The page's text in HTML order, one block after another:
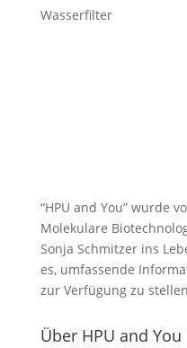
Wasserfilter
“HPU and You” wurde
Molekulare
Sonja Schmitzer ins
es, umfassende
zur Verfügung zu
Über HPU and You